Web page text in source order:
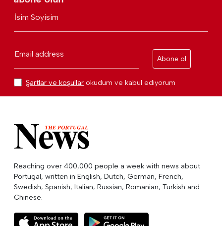
İsim Soyisim
Email address
Abone ol
Şartlar ve koşullar okudum ve kabul ediyorum
Reaching over 400,000 people a week with news about
Portugal, written in English, Dutch, German, French,
Swedish, Spanish, Italian, Russian, Romanian, Turkish and
Chinese.